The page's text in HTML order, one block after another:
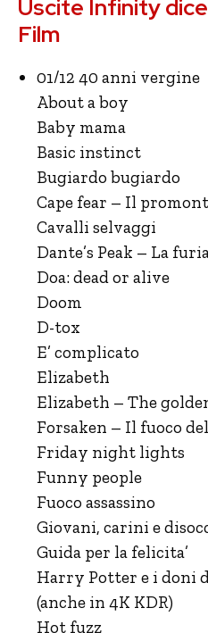
Uscite Infinity
Film
01/12 40 anni vergine
About a boy
Baby mama
Basic instinct
Bugiardo bugiardo
Cape fear – Il
Cavalli selvaggi
Dante’s Peak – La
Doa: dead or alive
Doom
D-tox
E’ complicato
Elizabeth
Elizabeth – The
Forsaken – Il fuoco
Friday night lights
Funny people
Fuoco assassino
Giovani, carini e
Guida per la felicita’
Harry Potter e i doni
(anche in 4K KDR)
Hot fuzz